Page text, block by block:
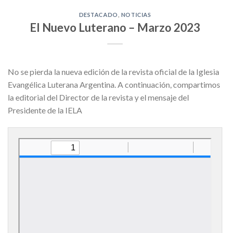
DESTACADO NOTICIAS
El Nuevo Luterano – Marzo 2023
No se pierda la nueva edición de la revista oficial de la Iglesia
Evangélica Luterana Argentina. A continuación, compartimos
la editorial del Director de la revista y el mensaje del
Presidente de la IELA